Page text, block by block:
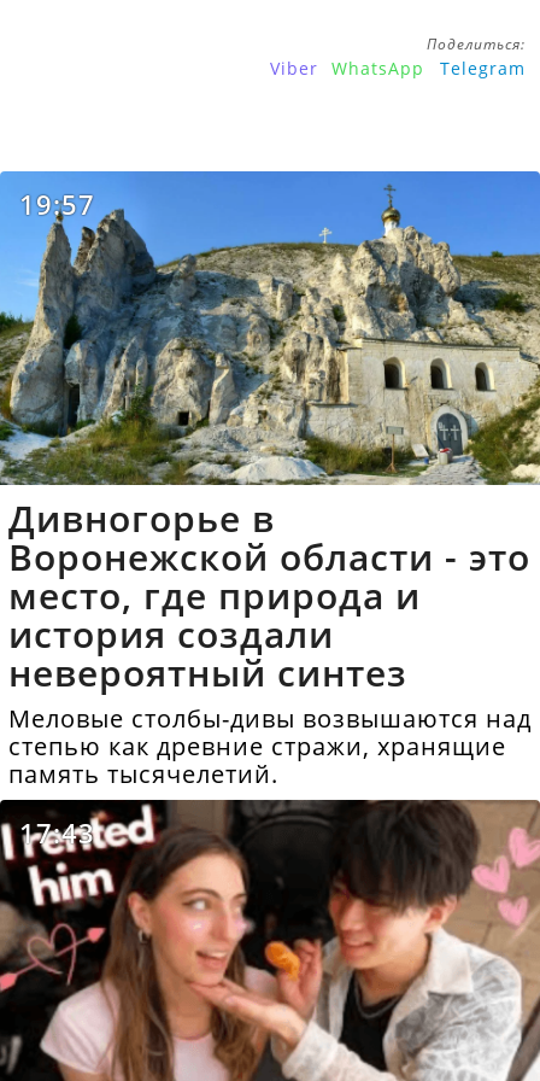
Поделиться:
Viber WhatsApp Telegram
19:57
Дивногорье в
Воронежской области - это
место, где природа и
история создали
невероятный синтез
Меловые столбы-дивы возвышаются над
степью как древние стражи, хранящие
память тысячелетий.
17:43